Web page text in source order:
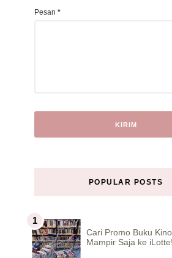
Pesan *
POPULAR POSTS
Cari Promo Buku
Mampir Saja ke iLotte!